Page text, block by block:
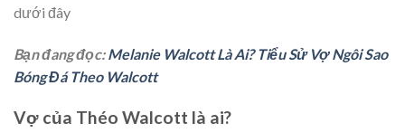
dưới đây
Bạn đang đọc:Melanie Walcott Là Ai? Tiểu Sử Vợ Ngôi Sao
Bóng Đá Theo Walcott
Vợ của Théo Walcott là ai?